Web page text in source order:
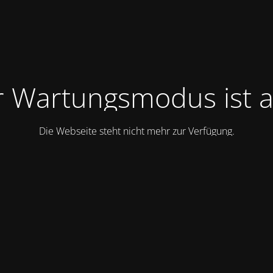
Wartungsmodus ist
Die Webseite steht nicht mehr zur Verfügung.